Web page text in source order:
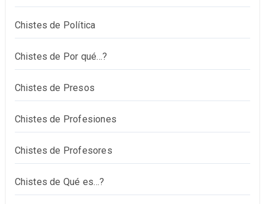
Chistes de Política
Chistes de Por qué…?
Chistes de Presos
Chistes de Profesiones
Chistes de Profesores
Chistes de Qué es…?